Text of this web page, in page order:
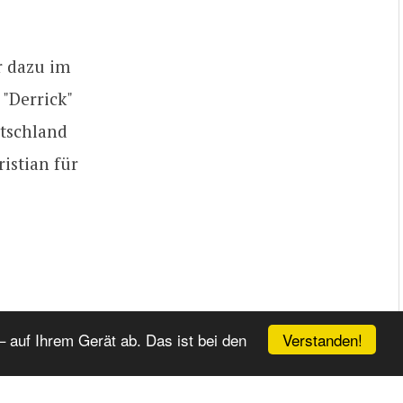
Verstanden!
auf Ihrem Gerät ab. Das ist bei den
dazu im
für